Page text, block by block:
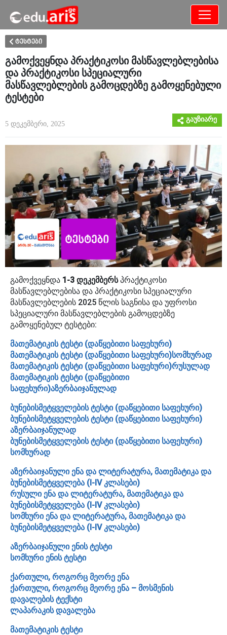
განათლება
ტესტები
გამოქვეყნდა პრაქტიკოსი მასწავლებლებისა
და პრაქტიკოსი სპეციალური
მასწავლებლების გამოცდებზე გამოყენებული
ტესტები
5 დეკემბერი, 2025
გაუზიარე
გამოქვეყნდა 1-3 დეკემბერსპრაქტიკოსი
მასწავლებლებისა და პრაქტიკოსი სპეციალური
მასწავლებლების 2025 წლის საგნისა და უფროსი
სპეციალური მასწავლებლების გამოცდებზე
გამოყენებულ ტესტები:
მათემატიკის ტესტი (დაწყებითი საფეხური)
მათემატიკის ტესტი (დაწყებითი საფეხური)სომხურად
მათემატიკის ტესტი (დაწყებითი საფეხური)რუსულად
მათემატიკის ტესტი (დაწყებითი
საფეხური)აზერბაიჯანულად
ბუნებისმეტყველების ტესტი (დაწყებითი საფეხური)
ბუნებისმეტყველების ტესტი (დაწყებითი საფეხური)
აზერბაიჯანულად
ბუნებისმეტყველების ტესტი (დაწყებითი საფეხური)
სომხურად
აზერბაიჯანული ენა და ლიტერატურა, მათემატიკა და
ბუნებისმეტყველება (I-IV კლასები)
რუსული ენა და ლიტერატურა, მათემატიკა და
ბუნებისმეტყველება (I-IV კლასები)
სომხური ენა და ლიტერატურა, მათემატიკა და
ბუნებისმეტყველება (I-IV კლასები)
აზერბაიჯანული ენის ტესტი
სომხური ენის ტესტი
ქართული, როგორც მეორე ენა
ქართული, როგორც მეორე ენა – მოსმენის
დავალების ტექსტი
ლაპარაკის დავალება
მათემატიკის ტესტი